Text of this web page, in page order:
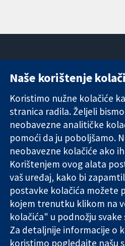
Pouzdani dokazi.
Utemeljeni
dokazi.
Bolje zdravlje.
11-13
London
W1G 0AN
Ujedinjeno
Kraljevstvo
The Cochrane Collaboration is a
company limited by guarantee (no.
England & Wales. VAT registration
Naše korištenje
Koristimo nužne kolačiće
stranica radila. Željeli
neobavezne analitičke
pomoći da ju poboljšamo.
neobavezne kolačiće ako
Korištenjem ovog alata
vaš uređaj, kako bi
postavke kolačića možete
kojem trenutku klikom na
kolačića" u podnožju
Za detaljnije informacije o
koristimo pogledajte našu